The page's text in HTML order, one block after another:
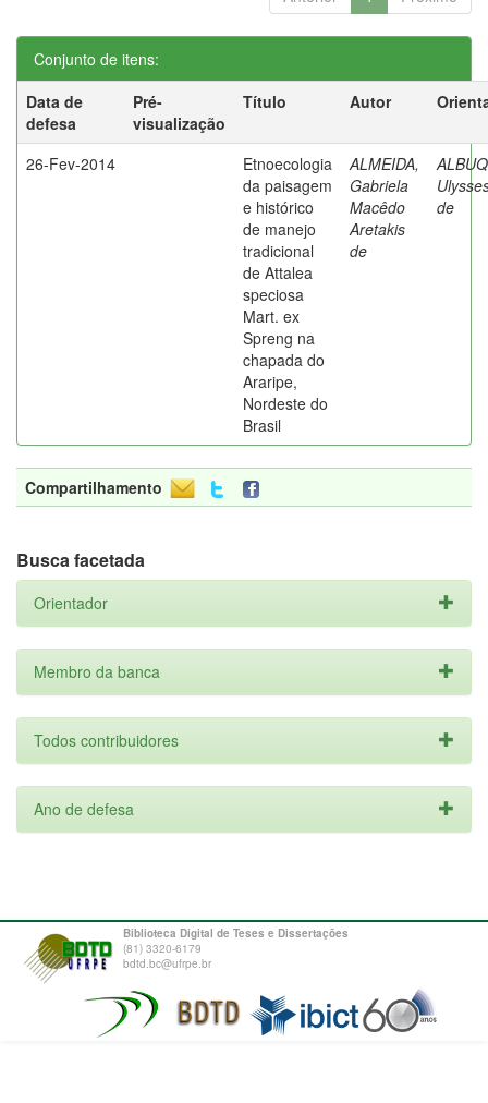
Conjunto de itens:
Data de
defesa
Pré-
visualização
Título Autor
26-Fev-2014
Etnoecologia
da paisagem
e histórico
de manejo
tradicional
de Attalea
speciosa
Mart. ex
Spreng na
chapada do
Araripe,
Nordeste do
Brasil
ALMEIDA,
Gabriela
Macêdo
Aretakis
de
de
Compartilhamento
Busca facetada
Orientador
Membro da banca
Todos contribuidores
Ano de defesa
Biblioteca Digital de Teses e Dissertações
(81) 3320-6179
bdtd.bc@ufrpe.br